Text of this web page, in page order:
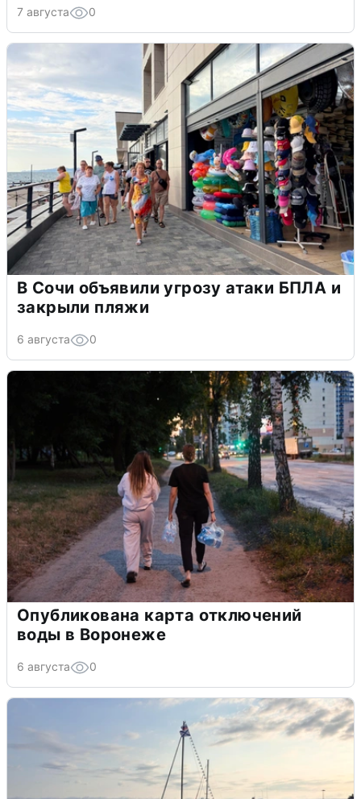
7 августа 0
В Сочи объявили угрозу атаки БПЛА и
закрыли пляжи
6 августа 0
Опубликована карта отключений
воды в Воронеже
6 августа 0